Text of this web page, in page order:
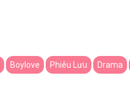
Boylove Phiêu Lưu Drama